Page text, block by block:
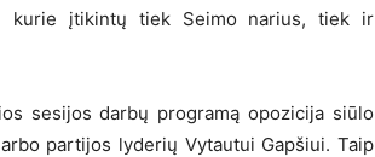
kurie įtikintų tiek Seimo narius, tiek ir
sesijos darbų programą opozicija siūlo
partijos lyderių Vytautui Gapšiui. Taip